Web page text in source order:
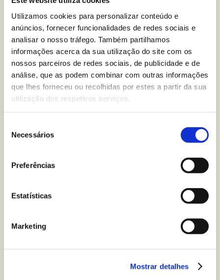
Utilizamos cookies para personalizar conteúdo e
anúncios, fornecer funcionalidades de redes sociais e
analisar o nosso tráfego. Também partilhamos
informações acerca da sua utilização do site com os
nossos parceiros de redes sociais, de publicidade e de
análise, que as podem combinar com outras informações
que lhes forneceu ou recolhidas por estes a partir da sua
utilização dos respetivos serviços.
Necessários
Preferências
Estatísticas
Marketing
Mostrar detalhes
Você tem alguma dúvida
nutricional sobreBolachas
Karamel Speculoos Zero
Sem Açúcares?
Mais recentes